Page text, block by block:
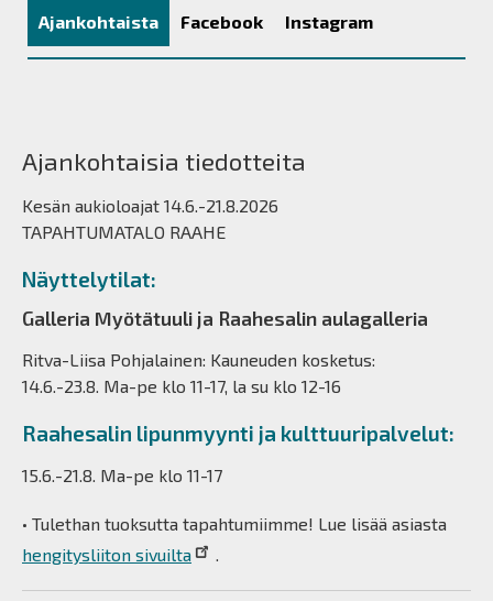
Ajankohtaista Facebook Instagram
Ajankohtaisia tiedotteita
Kesän aukioloajat 14.6.-21.8.2026
TAPAHTUMATALO RAAHE
Näyttelytilat:
Galleria Myötätuuli ja Raahesalin aulagalleria
Ritva-Liisa Pohjalainen: Kauneuden kosketus:
14.6.-23.8. Ma-pe klo 11-17, la su klo 12-16
Raahesalin lipunmyynti ja kulttuuripalvelut:
15.6.-21.8. Ma-pe klo 11-17
• Tulethan tuoksutta tapahtumiimme! Lue lisää asiasta
hengitysliiton sivuilta
.